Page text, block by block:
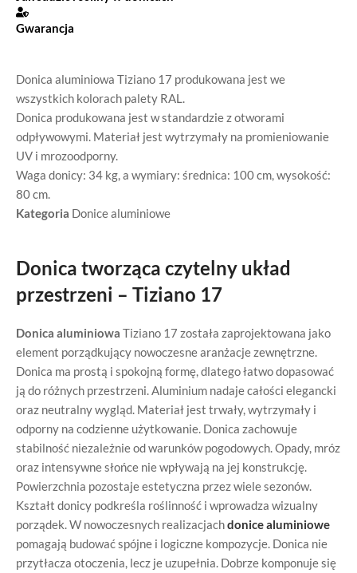
Donica aluminiowa Tiziano 17 produkowana jest we
wszystkich kolorach palety RAL.
Donica produkowana jest w standardzie z otworami
odpływowymi. Materiał jest wytrzymały na promieniowanie
UV i mrozoodporny.
Waga donicy: 34 kg, a wymiary: średnica: 100 cm, wysokość:
80 cm.
Kategoria Donice aluminiowe
Donica tworząca czytelny układ
przestrzeni – Tiziano 17
Donica aluminiowa Tiziano 17 została zaprojektowana jako
element porządkujący nowoczesne aranżacje zewnętrzne.
Donica ma prostą i spokojną formę, dlatego łatwo dopasować
ją do różnych przestrzeni. Aluminium nadaje całości elegancki
oraz neutralny wygląd. Materiał jest trwały, wytrzymały i
odporny na codzienne użytkowanie. Donica zachowuje
stabilność niezależnie od warunków pogodowych. Opady, mróz
oraz intensywne słońce nie wpływają na jej konstrukcję.
Powierzchnia pozostaje estetyczna przez wiele sezonów.
Kształt donicy podkreśla roślinność i wprowadza wizualny
porządek. W nowoczesnych realizacjachdonice aluminiowe
pomagają budować spójne i logiczne kompozycje. Donica nie
przytłacza otoczenia, lecz je uzupełnia. Dobrze komponuje się
Gwarancja